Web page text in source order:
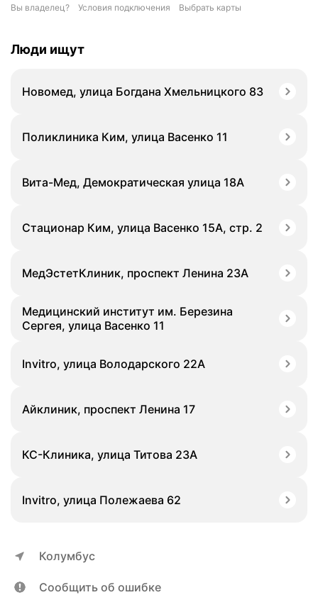
Вы владелец? Условия подключения Выбрать карты
Люди ищут
Новомед, улица Богдана Хмельницкого 83
Поликлиника Ким, улица Васенко 11
Вита-Мед, Демократическая улица 18А
Стационар Ким, улица Васенко 15А, стр. 2
МедЭстетКлиник, проспект Ленина 23А
Медицинский институт им. Березина
Сергея, улица Васенко 11
Invitro, улица Володарского 22А
Айклиник, проспект Ленина 17
КС-Клиника, улица Титова 23А
Invitro, улица Полежаева 62
Колумбус
Сообщить об ошибке